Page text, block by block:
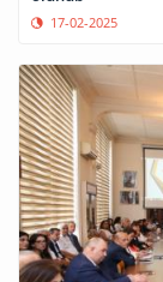
17-02-2025